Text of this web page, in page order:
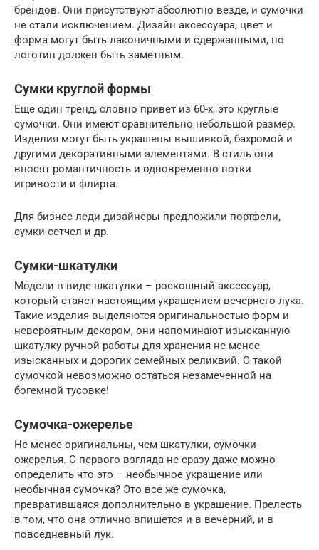
брендов. Они присутствуют абсолютно везде, и сумочки
не стали исключением. Дизайн аксессуара, цвет и
форма могут быть лаконичными и сдержанными, но
логотип должен быть заметным.
Сумки круглой формы
Еще один тренд, словно привет из 60-х, это круглые
сумочки. Они имеют сравнительно небольшой размер.
Изделия могут быть украшены вышивкой, бахромой и
другими декоративными элементами. В стиль они
вносят романтичность и одновременно нотки
игривости и флирта.
Для бизнес-леди дизайнеры предложили портфели,
сумки-сетчел и др.
Сумки-шкатулки
Модели в виде шкатулки – роскошный аксессуар,
который станет настоящим украшением вечернего лука.
Такие изделия выделяются оригинальностью форм и
невероятным декором, они напоминают изысканную
шкатулку ручной работы для хранения не менее
изысканных и дорогих семейных реликвий. С такой
сумочкой невозможно остаться незамеченной на
богемной тусовке!
Сумочка-ожерелье
Не менее оригинальны, чем шкатулки, сумочки-
ожерелья. С первого взгляда не сразу даже можно
определить что это – необычное украшение или
необычная сумочка? Это все же сумочка,
превратившаяся дополнительно в украшение. Прелесть
в том, что она отлично впишется и в вечерний, и в
повседневный лук.